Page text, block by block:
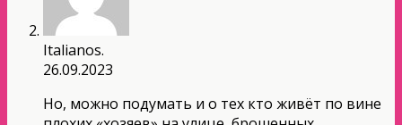
Italianos.
26.09.2023
Но, можно подумать и о тех кто живёт по вине